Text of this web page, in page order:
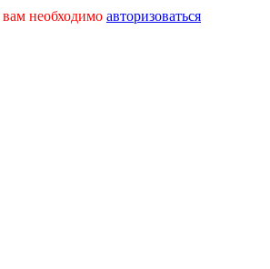
необходимо авторизоваться